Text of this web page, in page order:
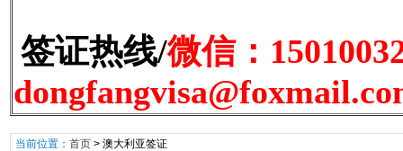
签证热线/微信：
当前位置： 首页> 澳大利亚签证